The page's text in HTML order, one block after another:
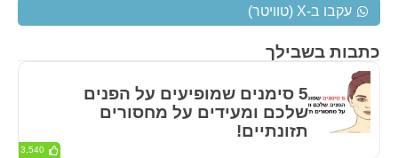
כתבות בשבילך
5 סימנים שמופיעים על הפנים
שלכם ומעידים על מחסורים
תזונתיים!
3,540
עקבו ב-X (טוויטר)